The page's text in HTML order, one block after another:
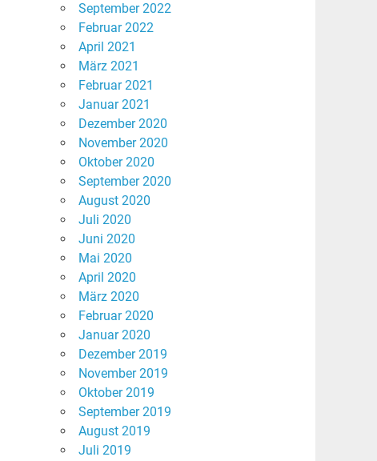
September 2022
Februar 2022
April 2021
März 2021
Februar 2021
Januar 2021
Dezember 2020
November 2020
Oktober 2020
September 2020
August 2020
Juli 2020
Juni 2020
Mai 2020
April 2020
März 2020
Februar 2020
Januar 2020
Dezember 2019
November 2019
Oktober 2019
September 2019
August 2019
Juli 2019